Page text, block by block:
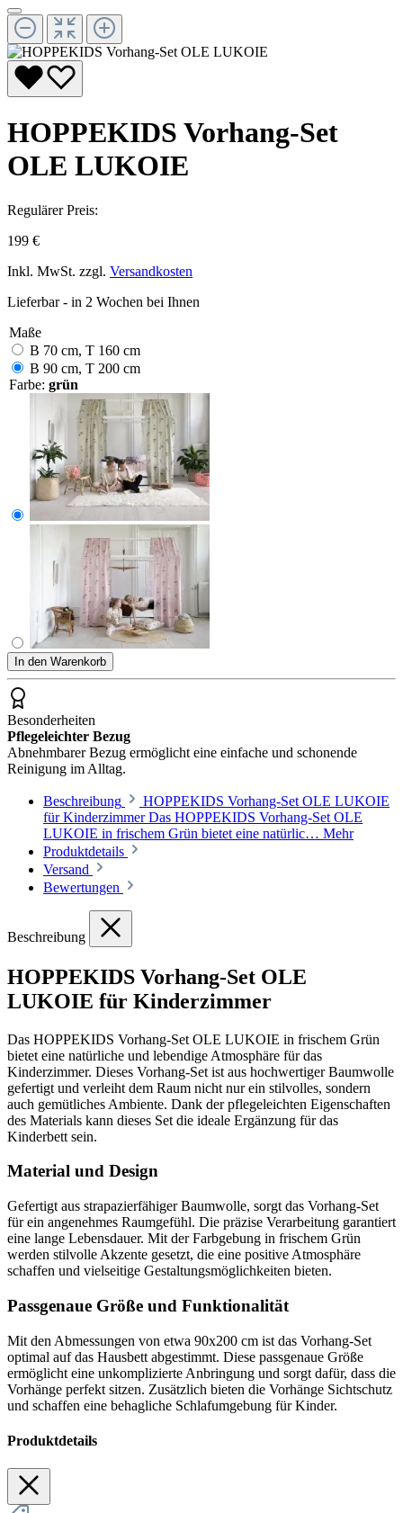
HOPPEKIDS Vorhang-Set
OLE LUKOIE
Regulärer Preis:
199 €
Inkl. MwSt. zzgl. Versandkosten
Lieferbar - in 2 Wochen bei Ihnen
Maße
B 70 cm, T 160 cm
B 90 cm, T 200 cm
Farbe: grün
In den Warenkorb
Besonderheiten
Pflegeleichter Bezug
Abnehmbarer Bezug ermöglicht eine einfache und schonende
Reinigung im Alltag.
Beschreibung
HOPPEKIDS Vorhang-Set OLE LUKOIE
für Kinderzimmer Das HOPPEKIDS Vorhang-Set OLE
LUKOIE in frischem Grün bietet eine natürlic… Mehr
Produktdetails
Versand
Bewertungen
Beschreibung
HOPPEKIDS Vorhang-Set OLE
LUKOIE für Kinderzimmer
Das HOPPEKIDS Vorhang-Set OLE LUKOIE in frischem Grün
bietet eine natürliche und lebendige Atmosphäre für das
Kinderzimmer. Dieses Vorhang-Set ist aus hochwertiger Baumwolle
gefertigt und verleiht dem Raum nicht nur ein stilvolles, sondern
auch gemütliches Ambiente. Dank der pflegeleichten Eigenschaften
des Materials kann dieses Set die ideale Ergänzung für das
Kinderbett sein.
Material und Design
Gefertigt aus strapazierfähiger Baumwolle, sorgt das Vorhang-Set
für ein angenehmes Raumgefühl. Die präzise Verarbeitung garantiert
eine lange Lebensdauer. Mit der Farbgebung in frischem Grün
werden stilvolle Akzente gesetzt, die eine positive Atmosphäre
schaffen und vielseitige Gestaltungsmöglichkeiten bieten.
Passgenaue Größe und Funktionalität
Mit den Abmessungen von etwa 90x200 cm ist das Vorhang-Set
optimal auf das Hausbett abgestimmt. Diese passgenaue Größe
ermöglicht eine unkomplizierte Anbringung und sorgt dafür, dass die
Vorhänge perfekt sitzen. Zusätzlich bieten die Vorhänge Sichtschutz
und schaffen eine behagliche Schlafumgebung für Kinder.
Produktdetails